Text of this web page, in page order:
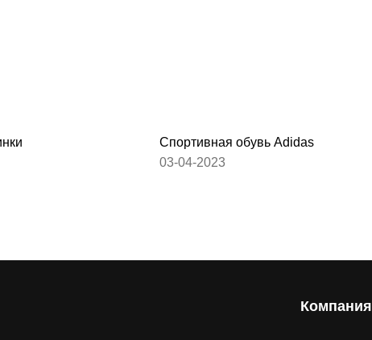
Спортивная обувь Adidas
03-04-2023
Компания